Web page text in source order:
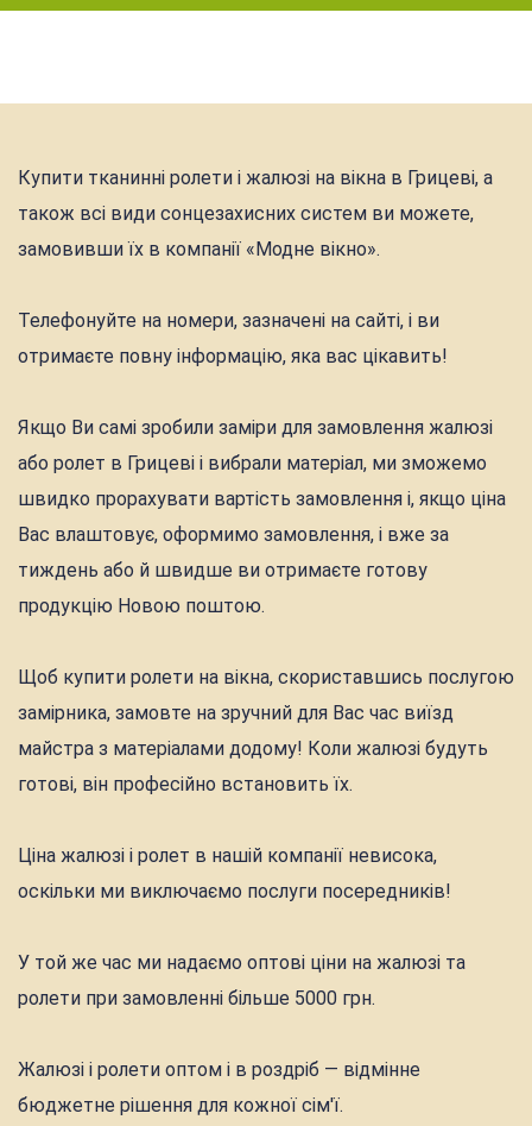
Купити тканинні ролети і жалюзі на вікна в Грицеві, а
також всі види сонцезахисних систем ви можете,
замовивши їх в компанії «Модне вікно».
Телефонуйте на номери, зазначені на сайті, і ви
отримаєте повну інформацію, яка вас цікавить!
Якщо Ви самі зробили заміри для замовлення жалюзі
або ролет в Грицеві і вибрали матеріал, ми зможемо
швидко прорахувати вартість замовлення і, якщо ціна
Вас влаштовує, оформимо замовлення, і вже за
тиждень або й швидше ви отримаєте готову
продукцію Новою поштою.
Щоб купити ролети на вікна, скориставшись послугою
замірника, замовте на зручний для Вас час виїзд
майстра з матеріалами додому! Коли жалюзі будуть
готові, він професійно встановить їх.
Ціна жалюзі і ролет в нашій компанії невисока,
оскільки ми виключаємо послуги посередників!
У той же час ми надаємо оптові ціни на жалюзі та
ролети при замовленні більше 5000 грн.
Жалюзі і ролети оптом і в роздріб — відмінне
бюджетне рішення для кожної сім'ї.